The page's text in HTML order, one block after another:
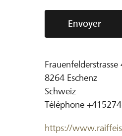
Envoyer
Frauenfelderstrasse
8264 Eschenz
Schweiz
Téléphone
https://